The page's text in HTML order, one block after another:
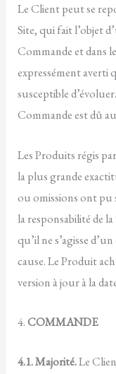
Le Client peut se
Site, qui fait l’objet
Commande et dans
expressément averti
susceptible
Commande est dû
Les Produits régis
la plus grande
ou omissions ont pu
la responsabilité de
qu’il ne s’agisse
cause. Le Produit
version à jour à la
4.COMMANDE
4.1. Majorité.Le